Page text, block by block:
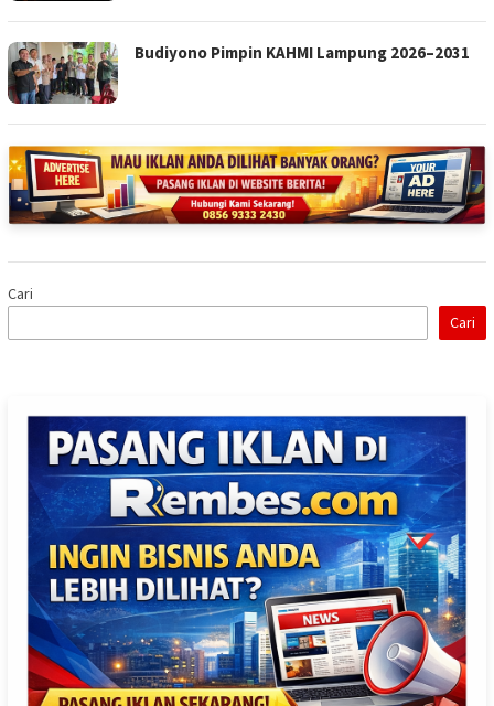
Budiyono Pimpin KAHMI Lampung 2026–2031
Cari
Cari